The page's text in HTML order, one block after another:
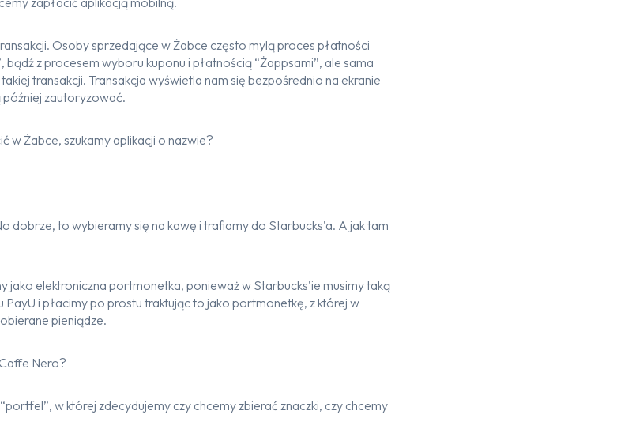
Osoby sprzedające w Żabce często mylą proces płatności
z procesem wyboru kuponu i płatnością “Żappsami”, ale sama
transakcji. Transakcja wyświetla nam się bezpośrednio na ekranie
zautoryzować.
w Żabce, szukamy aplikacji o nazwie?
dobrze, to wybieramy się na kawę i trafiamy do Starbucks’a. A jak tam
jako elektroniczna portmonetka, ponieważ w Starbucks’ie musimy taką
i płacimy po prostu traktując to jako portmonetkę, z której w
pieniądze.
Nero?
w której zdecydujemy czy chcemy zbierać znaczki, czy chcemy